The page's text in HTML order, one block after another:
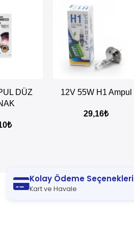
DÜZ
₺
SEPETE EKLE
12V 55W H1 Ampul
29,16₺
Kolay Ödeme Seçenekleri
Kart ve Havale